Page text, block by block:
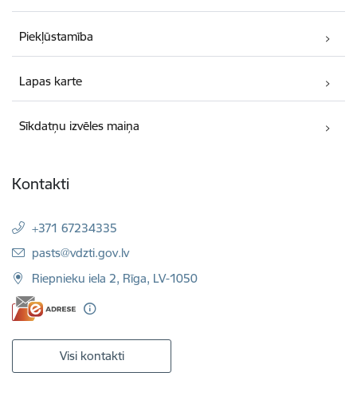
Piekļūstamība
Lapas karte
Sīkdatņu izvēles maiņa
Kontakti
+371 67234335
E-pasts:
pasts@vdzti.gov.lv
Riepnieku iela 2, Rīga, LV-1050
Visi kontakti